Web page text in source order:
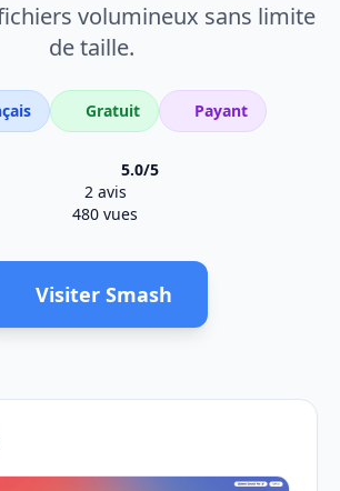
volumineux sans limite
de taille.
Gratuit Payant
5.0/5
2 avis
480 vues
Visiter Smash